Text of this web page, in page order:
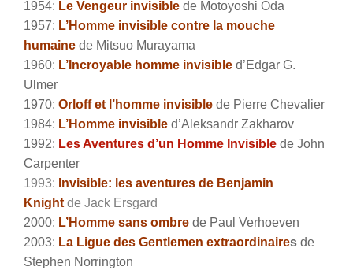
1954: Le Vengeur invisible de Motoyoshi Oda
1957: L’Homme invisible contre la mouche
humaine de Mitsuo Murayama
1960: L’Incroyable homme invisible d’Edgar G.
Ulmer
1970: Orloff et l’homme invisible de Pierre Chevalier
1984: L’Homme invisible d’Aleksandr Zakharov
1992: Les Aventures d’un Homme Invisible de John
Carpenter
1993: Invisible: les aventures de Benjamin
Knight de Jack Ersgard
2000: L’Homme sans ombre de Paul Verhoeven
2003: La Ligue des Gentlemen extraordinaires de
Stephen Norrington